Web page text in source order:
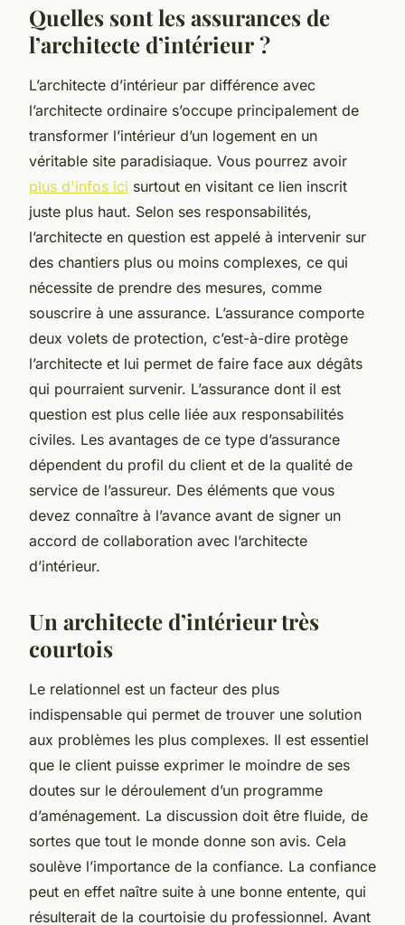
Quelles sont les assurances de
l’architecte d’intérieur ?
L’architecte d’intérieur par différence avec
l’architecte ordinaire s’occupe principalement de
transformer l’intérieur d’un logement en un
véritable site paradisiaque. Vous pourrez avoir
plus d'infos ici surtout en visitant ce lien inscrit
juste plus haut. Selon ses responsabilités,
l’architecte en question est appelé à intervenir sur
des chantiers plus ou moins complexes, ce qui
nécessite de prendre des mesures, comme
souscrire à une assurance. L’assurance comporte
deux volets de protection, c’est-à-dire protège
l’architecte et lui permet de faire face aux dégâts
qui pourraient survenir. L’assurance dont il est
question est plus celle liée aux responsabilités
civiles. Les avantages de ce type d’assurance
dépendent du profil du client et de la qualité de
service de l’assureur. Des éléments que vous
devez connaître à l’avance avant de signer un
accord de collaboration avec l’architecte
d’intérieur.
Un architecte d’intérieur très
courtois
Le relationnel est un facteur des plus
indispensable qui permet de trouver une solution
aux problèmes les plus complexes. Il est essentiel
que le client puisse exprimer le moindre de ses
doutes sur le déroulement d’un programme
d’aménagement. La discussion doit être fluide, de
sortes que tout le monde donne son avis. Cela
soulève l’importance de la confiance. La confiance
peut en effet naître suite à une bonne entente, qui
résulterait de la courtoisie du professionnel. Avant